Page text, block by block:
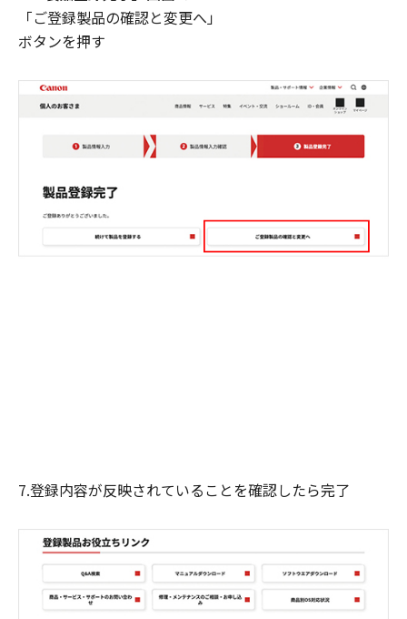
「ご登録製品の確認と変更へ」
ボタンを押す
7.登録内容が反映されていることを確認したら完了